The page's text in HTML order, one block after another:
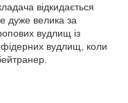
відкидається
дуже велика за
вудлищ із
вудлищ, коли